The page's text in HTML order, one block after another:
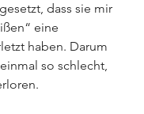
dass sie mir
eine
haben. Darum
so schlecht,